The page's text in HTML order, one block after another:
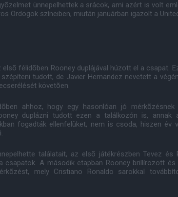
ünnepelhettek a srácok, ami azért is volt
Ördögök színeiben, miután januárban igazolt a
félidõben Rooney duplájával húzott el a csapat.
tudott, de Javier Hernandez nevetett a
követõen.
ahhoz, hogy egy hasonlóan jó mérkõzésnek
duplázni tudott ezen a találkozón is, annak
fogadták ellenfelüket, nem is csoda, hiszen év
találatait, az elsõ játékrészben Tevez és
csapatok. A második etapban Rooney brillírozott és
mely Cristiano Ronaldo sarokkal